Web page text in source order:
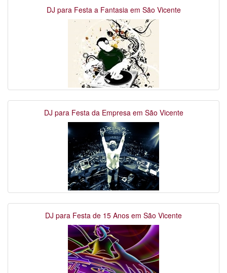
DJ para Festa a Fantasia em São Vicente
DJ para Festa da Empresa em São Vicente
DJ para Festa de 15 Anos em São Vicente